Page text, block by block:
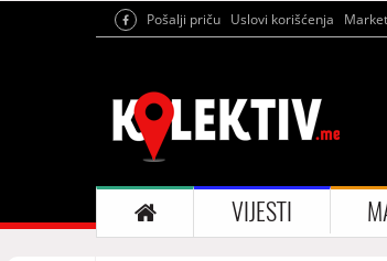
Pošalji priču Uslovi korišćenja
VIJESTI